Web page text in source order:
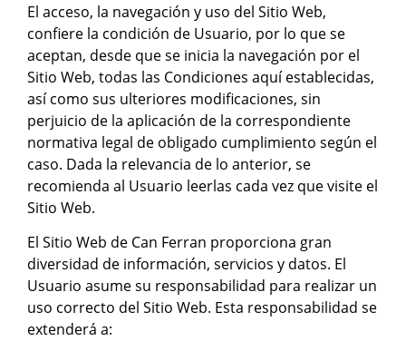
El acceso, la navegación y uso del Sitio Web,
confiere la condición de Usuario, por lo que se
aceptan, desde que se inicia la navegación por el
Sitio Web, todas las Condiciones aquí establecidas,
así como sus ulteriores modificaciones, sin
perjuicio de la aplicación de la correspondiente
normativa legal de obligado cumplimiento según el
caso. Dada la relevancia de lo anterior, se
recomienda al Usuario leerlas cada vez que visite el
Sitio Web.
El Sitio Web de Can Ferran proporciona gran
diversidad de información, servicios y datos. El
Usuario asume su responsabilidad para realizar un
uso correcto del Sitio Web. Esta responsabilidad se
extenderá a: